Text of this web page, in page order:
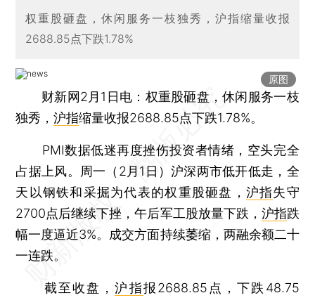
权重股砸盘，休闲服务一枝独秀，沪指缩量收报
2688.85点下跌1.78%
原图
财新网2月1日电：权重股砸盘，休闲服务一枝
独秀，沪指缩量收报2688.85点下跌1.78%。
PMI数据低迷再度挫伤投资者情绪，空头完全
占据上风。周一（2月1日）沪深两市低开低走，全
天以钢铁和采掘为代表的权重股砸盘， 沪指失守
2700点后继续下挫，午后军工股放量下跌， 沪指跌
幅一度逼近3%。成交方面持续萎缩，两融余额二十
一连跌。
截至收盘，沪指报2688.85点，下跌48.75